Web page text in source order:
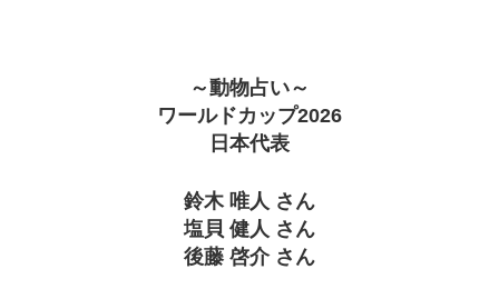
～動物占い～
ワールドカップ2026
日本代表
鈴木 唯人 さん
塩貝 健人 さん
後藤 啓介 さん